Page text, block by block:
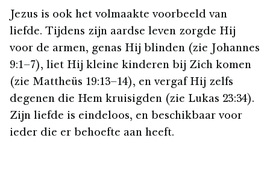
Jezus is ook het volmaakte voorbeeld van
liefde. Tijdens zijn aardse leven zorgde Hij
voor de armen, genas Hij blinden (zie Johannes
9:1–7), liet Hij kleine kinderen bij Zich komen
(zie Mattheüs 19:13–14), en vergaf Hij zelfs
degenen die Hem kruisigden (zie Lukas 23:34).
Zijn liefde is eindeloos, en beschikbaar voor
ieder die er behoefte aan heeft.